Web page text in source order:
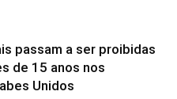
passam a ser proibidas
de 15 anos nos
Unidos